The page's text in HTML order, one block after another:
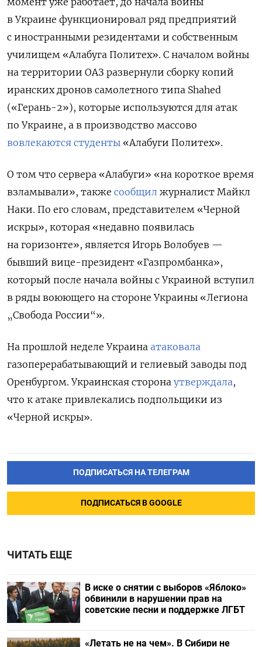
в Украине функционировал ряд предприятий
с иностранными резидентами и собственным
училищем «Алабуга Политех». С началом войны
на территории ОАЗ развернули сборку копий
иранских дронов самолетного типа Shahed
(«Герань-2»), которые используются для атак
по Украине, а в производство массово
вовлекаются студенты «Алабуги Политех».
О том что сервера «Алабуги» «на короткое время
взламывали», также сообщил журналист Майкл
Наки. По его словам, представителем «Черной
искры», которая «недавно появилась
на горизонте», является Игорь Волобуев —
бывший вице-президент «Газпромбанка»,
который после начала войны с Украиной вступил
в ряды воюющего на стороне Украины «Легиона
„Свобода России“».
На прошлой неделе Украина атаковала
газоперерабатывающий и гелиевый заводы под
Оренбургом. Украинская сторона утверждала,
что к атаке привлекались подпольщики из
«Черной искры».
ПОДПИСАТЬСЯ НА ТЕЛЕГРАМ
ПОДПИСАТЬСЯ В GOOGLE
ЧИТАТЬ ЕЩЕ
В иске о снятии с выборов «Яблоко»
обвинили в нарушении прав на
советские песни и поддержке ЛГБТ
«Летать не на чем». В Сибири не